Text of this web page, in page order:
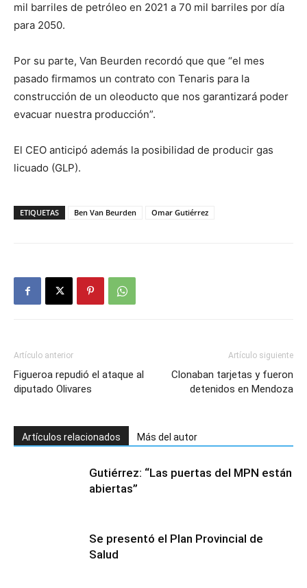
mil barriles de petróleo en 2021 a 70 mil barriles por día
para 2050.
Por su parte, Van Beurden recordó que que “el mes
pasado firmamos un contrato con Tenaris para la
construcción de un oleoducto que nos garantizará poder
evacuar nuestra producción”.
El CEO anticipó además la posibilidad de producir gas
licuado (GLP).
ETIQUETAS Ben Van Beurden Omar Gutiérrez
Artículo anterior
Figueroa repudió el ataque al
diputado Olivares
Artículo siguiente
Clonaban tarjetas y fueron
detenidos en Mendoza
Artículos relacionados Más del autor
Gutiérrez: “Las puertas del MPN están
abiertas”
Se presentó el Plan Provincial de
Salud